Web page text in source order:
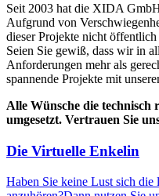
Seit 2003 hat die XIDA
Aufgrund von
dieser Projekte nicht öffentlich
Seien Sie gewiß, dass wir in
Anforderungen mehr als
spannende Projekte mit
Alle Wünsche die technisch
umgesetzt. Vertrauen Sie
Die Virtuelle Enkelin
Haben Sie keine Lust sich die